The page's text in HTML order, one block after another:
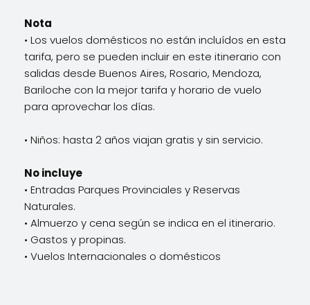
Nota
• Los vuelos domésticos no están incluídos en esta
tarifa, pero se pueden incluir en este itinerario con
salidas desde Buenos Aires, Rosario, Mendoza,
Bariloche con la mejor tarifa y horario de vuelo
para aprovechar los días.
• Niños: hasta 2 años viajan gratis y sin servicio.
No incluye
• Entradas Parques Provinciales y Reservas
Naturales.
• Almuerzo y cena según se indica en el itinerario.
• Gastos y propinas.
• Vuelos Internacionales o domésticos